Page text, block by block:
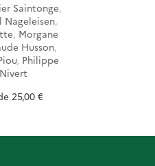
Saintonge,
Nageleisen,
, Morgane
Husson,
, Philippe
25,00 €